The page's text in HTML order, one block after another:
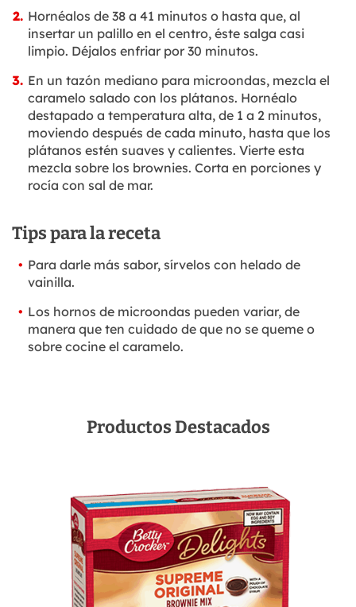
Hornéalos de 38 a 41 minutos o hasta que, al
insertar un palillo en el centro, éste salga casi
limpio. Déjalos enfriar por 30 minutos.
En un tazón mediano para microondas, mezcla el
caramelo salado con los plátanos. Hornéalo
destapado a temperatura alta, de 1 a 2 minutos,
moviendo después de cada minuto, hasta que los
plátanos estén suaves y calientes. Vierte esta
mezcla sobre los brownies. Corta en porciones y
rocía con sal de mar.
Tips para la receta
Para darle más sabor, sírvelos con helado de
vainilla.
Los hornos de microondas pueden variar, de
manera que ten cuidado de que no se queme o
sobre cocine el caramelo.
Productos Destacados